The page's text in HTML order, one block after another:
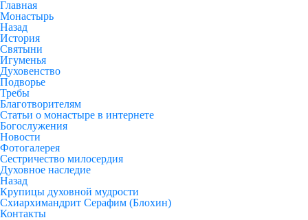
Главная
Монастырь
Назад
История
Святыни
Игуменья
Духовенство
Подворье
Требы
Благотворителям
Статьи о монастыре в интернете
Богослужения
Новости
Фотогалерея
Сестричество милосердия
Духовное наследие
Назад
Крупицы духовной мудрости
Схиархимандрит Серафим (Блохин)
Контакты